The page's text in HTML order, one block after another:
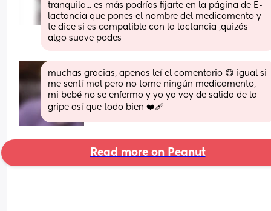
tranquila... es más podrías fijarte en la página de E-
lactancia que pones el nombre del medicamento y
te dice si es compatible con la lactancia ,quizás
algo suave podes
muchas gracias, apenas leí el comentario 😅 igual si
me sentí mal pero no tome ningún medicamento,
mi bebé no se enfermo y yo ya voy de salida de la
gripe así que todo bien ❤️‍🩹
Read more on Peanut